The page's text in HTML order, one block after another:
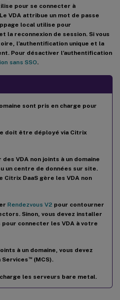
pour se connecter à
VDA attribue un mot de passe
local utilise pour
la reconnexion de session. Si vous
l’authentification unique et la
Pour désactiver l’authentification
sans SSO.
sont pris en charge pour
doit être déployé via Citrix
VDA non joints à un domaine
un centre de données sur site.
Citrix DaaS gère les VDA non
Rendezvous V2 pour contourner
Sinon, vous devez installer
connecter les VDA à votre
à un domaine, vous devez
Services ™(MCS).
les serveurs bare metal.